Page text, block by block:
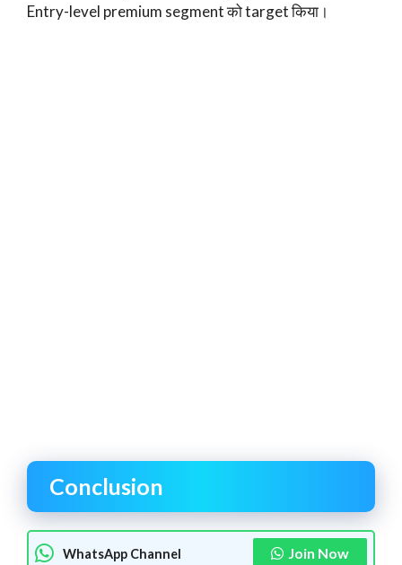
Entry-level premium segment को target किया।
Conclusion
WhatsApp Channel Join Now